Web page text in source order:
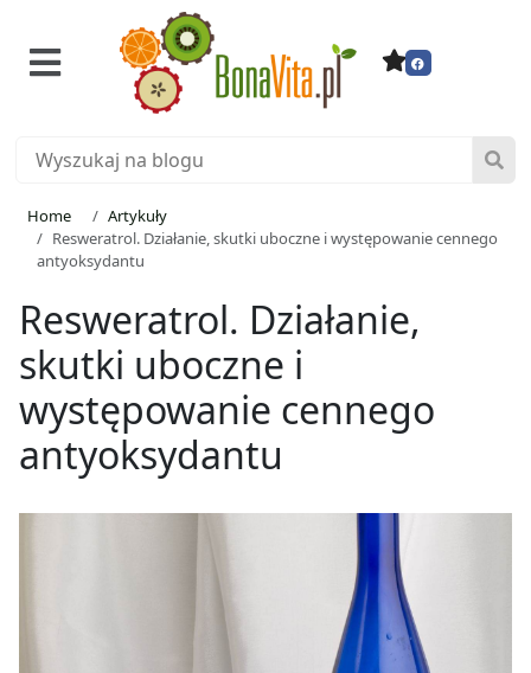
Home
Artykuły
Resweratrol. Działanie, skutki uboczne i występowanie cennego
antyoksydantu
Resweratrol. Działanie,
skutki uboczne i
występowanie cennego
antyoksydantu